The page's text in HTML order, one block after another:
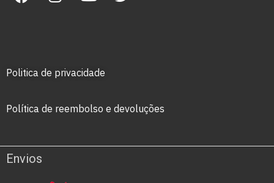
Politica de privacidade
Política de reembolso e devoluções
Envios